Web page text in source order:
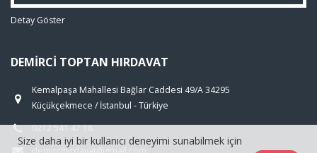
Detay Göster
DEMIRCI TOPTAN HIRDAVAT
Kemalpaşa Mahallesi Bağlar Caddesi 49/A 34295
Küçükçekmece / İstanbul - Türkiye
0212 541 47 18
demircihirdavat@gmail.com
Size daha iyi bir kullanıcı deneyimi sunabilmek için